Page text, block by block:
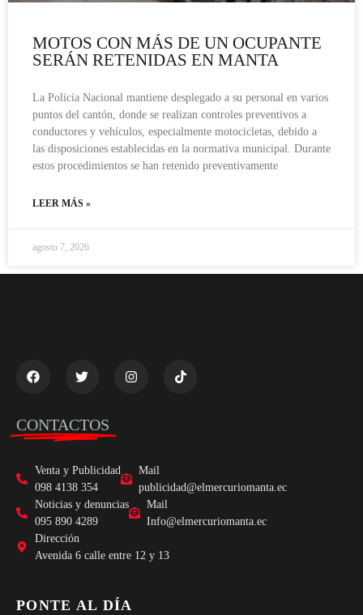
MOTOS CON MÁS DE UN OCUPANTE
SERÁN RETENIDAS EN MANTA
La Policía Nacional mantiene desplegado a su personal en varios
puntos del cantón, donde se realizan controles preventivos a
conductores y vehículos, especialmente motocicletas, debido a
las disposiciones establecidas en la normativa municipal. Durante
estos procedimientos se han retenido preventivamente
LEER MÁS »
agosto 7, 2026
CONTACTOS
Venta y Publicidad
098 4138 354
Mail
publicidad@elmercuriomanta.ec
Noticias y denuncias
095 890 4289
Mail
Info@elmercuriomanta.ec
Dirección
Avenida 6 calle entre 12 y 13
PONTE AL DÍA